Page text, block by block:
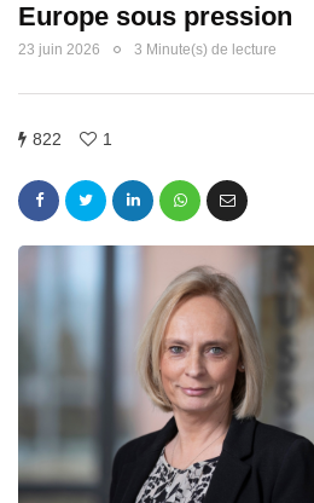
Europe sous pression
23 juin 2026 3 Minute(s) de lecture
822 1